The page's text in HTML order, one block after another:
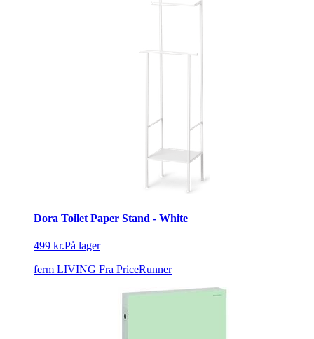
Dora Toilet Paper Stand - White
499 kr.På lager
ferm LIVING Fra PriceRunner